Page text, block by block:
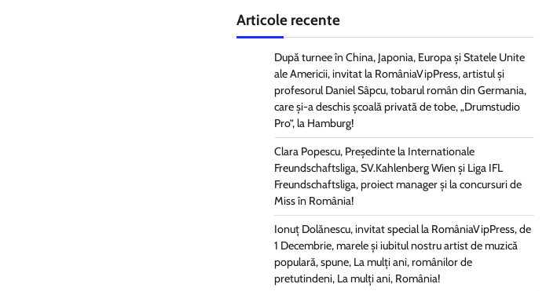
Articole recente
După turnee în China, Japonia, Europa și Statele Unite
ale Americii, invitat la RomâniaVipPress, artistul și
profesorul Daniel Sâpcu, tobarul român din Germania,
care și-a deschis școală privată de tobe, „Drumstudio
Pro”, la Hamburg!
Clara Popescu, Președinte la Internationale
Freundschaftsliga, SV.Kahlenberg Wien şi Liga IFL
Freundschaftsliga, proiect manager și la concursuri de
Miss în România!
Ionuț Dolănescu, invitat special la RomâniaVipPress, de
1 Decembrie, marele și iubitul nostru artist de muzică
populară, spune, La mulți ani, românilor de
pretutindeni, La mulți ani, România!